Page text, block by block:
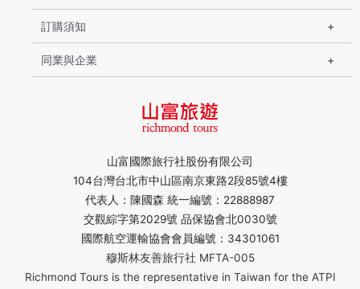
山富國際旅行社股份有限公司
104台灣台北市中山區南京東路2段85號4樓
代表人：陳國森 統一編號：22888987
交觀綜字第2029號 品保協會北0030號
國際航空運輸協會會員編號：34301061
穆斯林友善旅行社 MFTA-005
Richmond Tours is the representative in Taiwan for the ATPI
訂購須知
同業與企業